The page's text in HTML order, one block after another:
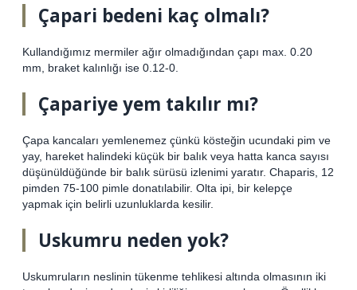
Çapari bedeni kaç olmalı?
Kullandığımız mermiler ağır olmadığından çapı max. 0.20
mm, braket kalınlığı ise 0.12-0.
Çapariye yem takılır mı?
Çapa kancaları yemlenemez çünkü kösteğin ucundaki pim ve
yay, hareket halindeki küçük bir balık veya hatta kanca sayısı
düşünüldüğünde bir balık sürüsü izlenimi yaratır. Chaparis, 12
pimden 75-100 pimle donatılabilir. Olta ipi, bir kelepçe
yapmak için belirli uzunluklarda kesilir.
Uskumru neden yok?
Uskumruların neslinin tükenme tehlikesi altında olmasının iki